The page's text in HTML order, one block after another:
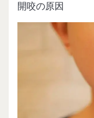
開咬の原因